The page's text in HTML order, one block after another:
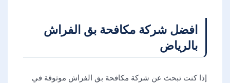
افضل شركة مكافحة بق الفراش
بالرياض
إذا كنت تبحث عن شركة مكافحة بق الفراش موثوقة في